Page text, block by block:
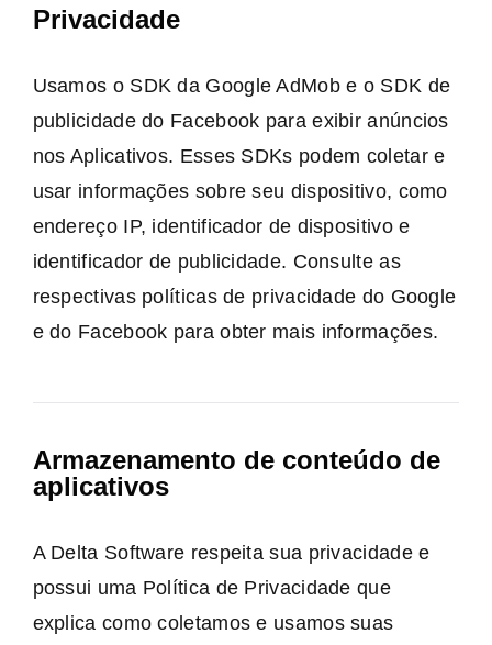
Privacidade
Usamos o SDK da Google AdMob e o SDK de
publicidade do Facebook para exibir anúncios
nos Aplicativos. Esses SDKs podem coletar e
usar informações sobre seu dispositivo, como
endereço IP, identificador de dispositivo e
identificador de publicidade. Consulte as
respectivas políticas de privacidade do Google
e do Facebook para obter mais informações.
Armazenamento de conteúdo de
aplicativos
A Delta Software respeita sua privacidade e
possui uma Política de Privacidade que
explica como coletamos e usamos suas